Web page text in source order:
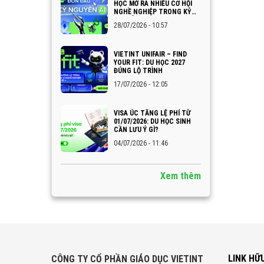
HỌC MỞ RA NHIỀU CƠ HỘI
NGHỀ NGHIỆP TRONG KỶ
28/07/2026 - 10:57
VIETINT UNIFAIR – FIND
YOUR FIT: DU HỌC 2027
ĐÚNG LỘ TRÌNH
17/07/2026 - 12:05
VISA ÚC TĂNG LỆ PHÍ TỪ
01/07/2026: DU HỌC SINH
CẦN LƯU Ý GÌ?
04/07/2026 - 11:46
Xem thêm
CÔNG TY CỔ PHẦN GIÁO DỤC VIETINT LINK